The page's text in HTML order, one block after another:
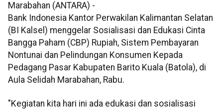
Marabahan (ANTARA) -
Bank Indonesia Kantor Perwakilan Kalimantan Selatan
(BI Kalsel) menggelar Sosialisasi dan Edukasi Cinta
Bangga Paham (CBP) Rupiah, Sistem Pembayaran
Nontunai dan Pelindungan Konsumen Kepada
Pedagang Pasar Kabupaten Barito Kuala (Batola), di
Aula Selidah Marabahan, Rabu.
"Kegiatan kita hari ini ada edukasi dan sosialisasi